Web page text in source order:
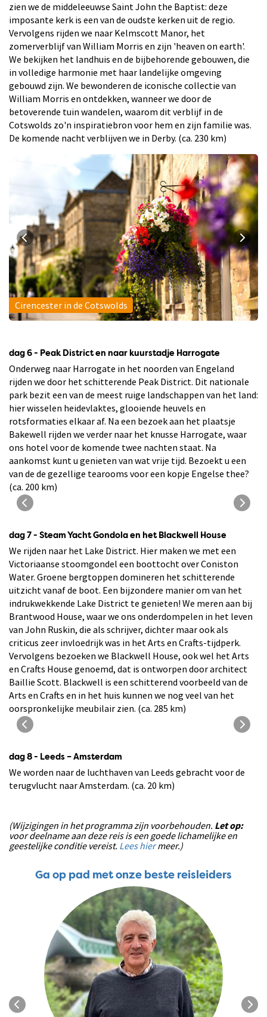
zien we de middeleeuwse Saint John the Baptist: deze
imposante kerk is een van de oudste kerken uit de regio.
Vervolgens rijden we naar Kelmscott Manor, het
zomerverblijf van William Morris en zijn 'heaven on earth'.
We bekijken het landhuis en de bijbehorende gebouwen, die
in volledige harmonie met haar landelijke omgeving
gebouwd zijn. We bewonderen de iconische collectie van
William Morris en ontdekken, wanneer we door de
betoverende tuin wandelen, waarom dit verblijf in de
Cotswolds zo'n inspiratiebron voor hem en zijn familie was.
De komende nacht verblijven we in Derby. (ca. 230 km)
Cirencester in de Cotswolds
dag 6 - Peak District en naar kuurstadje Harrogate
Onderweg naar Harrogate in het noorden van Engeland
rijden we door het schitterende Peak District. Dit nationale
park bezit een van de meest ruige landschappen van het land:
hier wisselen heidevlaktes, glooiende heuvels en
rotsformaties elkaar af. Na een bezoek aan het plaatsje
Bakewell rijden we verder naar het knusse Harrogate, waar
ons hotel voor de komende twee nachten staat. Na
aankomst kunt u genieten van wat vrije tijd. Bezoekt u een
van de de gezellige tearooms voor een kopje Engelse thee?
(ca. 200 km)
Peak District
dag 7 - Steam Yacht Gondola en het Blackwell House
We rijden naar het Lake District. Hier maken we met een
Victoriaanse stoomgondel een boottocht over Coniston
Water. Groene bergtoppen domineren het schitterende
uitzicht vanaf de boot. Een bijzondere manier om van het
indrukwekkende Lake District te genieten! We meren aan bij
Brantwood House, waar we ons onderdompelen in het leven
van John Ruskin, die als schrijver, dichter maar ook als
criticus zeer invloedrijk was in het Arts en Crafts-tijdperk.
Vervolgens bezoeken we Blackwell House, ook wel het Arts
en Crafts House genoemd, dat is ontworpen door architect
Baillie Scott. Blackwell is een schitterend voorbeeld van de
Arts en Crafts en in het huis kunnen we nog veel van het
oorspronkelijke meubilair zien. (ca. 285 km)
Coniston Water in het Lake District
dag 8 - Leeds – Amsterdam
We worden naar de luchthaven van Leeds gebracht voor de
terugvlucht naar Amsterdam. (ca. 20 km)
(Wijzigingen in het programma zijn voorbehouden. Let op:
voor deelname aan deze reis is een goede lichamelijke en
geestelijke conditie vereist. Lees hiermeer.)
Ga op pad met onze beste reisleiders